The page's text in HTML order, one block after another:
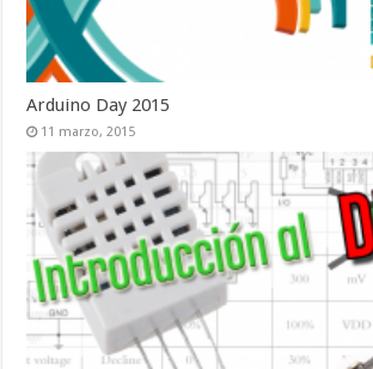
Arduino Day 2015
11 marzo, 2015